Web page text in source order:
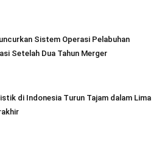
Sistem Operasi Pelabuhan
Setelah Dua Tahun Merger
di Indonesia Turun Tajam dalam Lima